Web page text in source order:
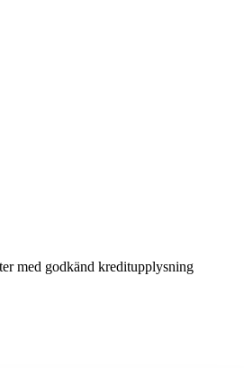
med godkänd kreditupplysning